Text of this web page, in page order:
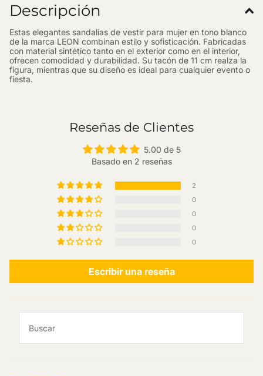
Descripción
Estas elegantes sandalias de vestir para mujer en tono blanco
de la marca LEON combinan estilo y sofisticación. Fabricadas
con material sintético tanto en el exterior como en el interior,
ofrecen comodidad y durabilidad. Su tacón de 11 cm realza la
figura, mientras que su diseño es ideal para cualquier evento o
fiesta.
Reseñas de Clientes
5.00 de 5
Basado en 2 reseñas
2
0
0
0
0
Escribir una reseña